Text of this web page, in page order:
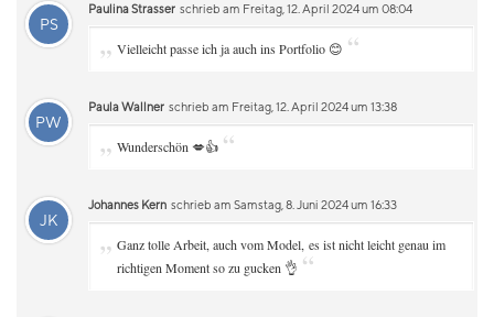
PS
Paulina Strasser schrieb am Freitag, 12. April 2024 um 08:04
„ Vielleicht passe ich ja auch ins Portfolio 😊 “
PW
Paula Wallner schrieb am Freitag, 12. April 2024 um 13:38
„ Wunderschön 💋👍 “
JK
Johannes Kern schrieb am Samstag, 8. Juni 2024 um 16:33
„ Ganz tolle Arbeit, auch vom Model, es ist nicht leicht genau im
richtigen Moment so zu gucken 👌 “